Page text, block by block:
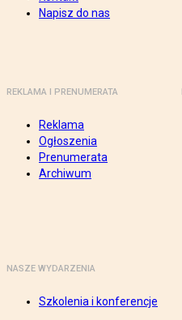
Napisz do nas
REKLAMA I PRENUMERATA
Reklama
Ogłoszenia
Prenumerata
Archiwum
NASZE WYDARZENIA
Szkolenia i konferencje